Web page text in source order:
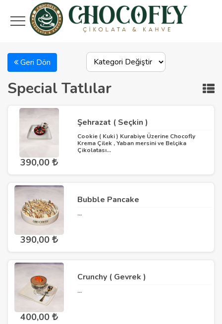
Geri Dön
Special Tatlılar
390,00
Şehrazat ( Seçkin )
Cookie ( Kuki ) Kurabiye Üzerine Chocofly
Krema Çilek , Yaban mersini ve Belçika
Çikolatası...
390,00
Bubble Pancake
...
400,00
Crunchy ( Gevrek )
...